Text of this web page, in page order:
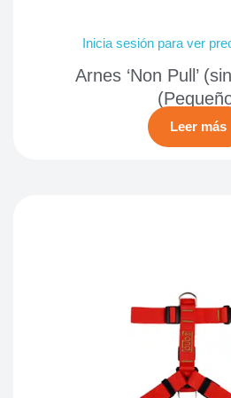
Inicia sesión para ver
Arnes ‘Non Pull’
Leer más